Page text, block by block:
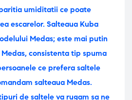
umiditatii ce poate
escarelor. Salteaua Kuba
Medas; este mai putin
consistenta tip spuma
ce prefera saltele
salteaua Medas.
de saltele va rugam sa ne